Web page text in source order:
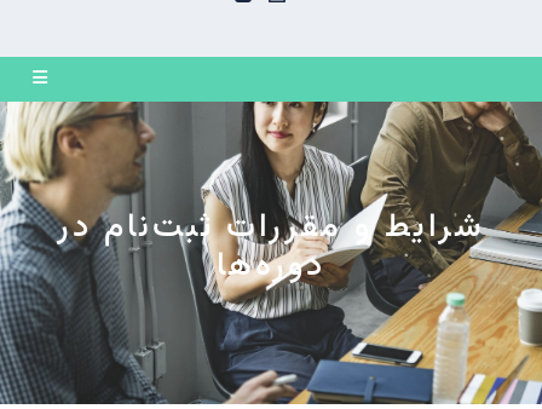
شرایط و مقررات ثبت‌نام در
دوره‌ها